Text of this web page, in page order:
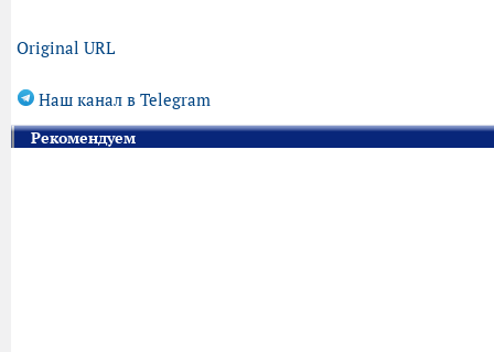
Original URL
Наш канал в Telegram
Рекомендуем